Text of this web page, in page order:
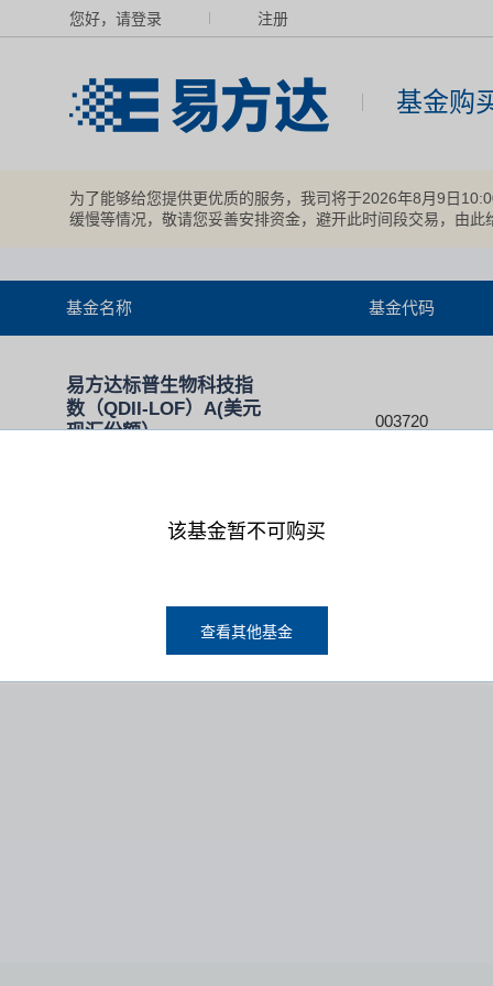
您好，请登录 注册
基金购
为了能够给您提供更优质的服务，我司将于2026年8月9日
缓慢等情况，敬请您妥善安排资金，避开此时间段交易，由此
基金名称 基金代码
易方达标普生物科技指
数（QDII-LOF）A(美元
现汇份额）
003720
该基金暂不可购买
查看其他基金